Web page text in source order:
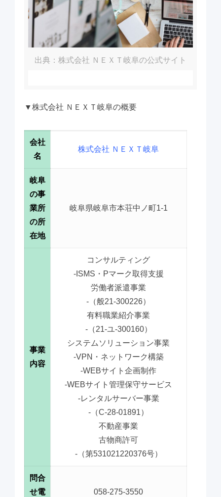
出典：株式会社 ＮＥＸＴ岐阜の公式サイト
▼株式会社 ＮＥＸＴ岐阜の概要
会社
名
株式会社 ＮＥＸＴ岐阜
岐阜
の事
業所
の所
在地
岐阜県岐阜市本荘中ノ町1-1
事業
内容
コンサルティング
-ISMS・Pマーク取得支援
労働者派遣事業
-（般21-300226）
有料職業紹介事業
-（21-ユ-300160）
システムソリューション事業
-VPN・ネットワーク構築
-WEBサイト企画制作
-WEBサイト管理保守サービス
-レンタルサーバー事業
-（C-28-01891）
不動産事業
古物商許可
-（第531021220376号）
問合
せ電
058-275-3550